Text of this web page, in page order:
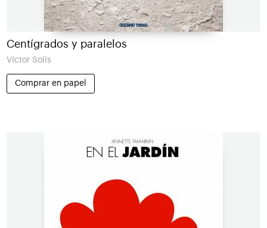
Centígrados y paralelos
Víctor Solís
Comprar en papel